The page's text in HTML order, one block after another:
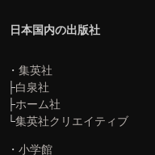
・講談社
├ 星海社
├講談社コミッククリエイト
└光文社